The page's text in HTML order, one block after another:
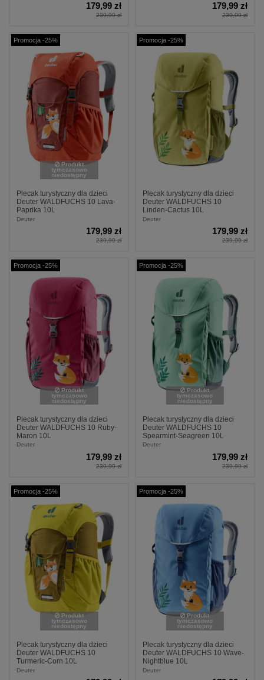
179,99 zł
239,99 zł
179,99 zł
239,99 zł
Promocja -25%
Produkt
tymczasowo
niedostępny
Plecak turystyczny dla dzieci
Deuter WALDFUCHS 10 Lava-
Paprika 10L
Deuter
179,99 zł
239,99 zł
Promocja -25%
Plecak turystyczny dla dzieci
Deuter WALDFUCHS 10
Linden-Cactus 10L
Deuter
179,99 zł
239,99 zł
Promocja -25%
Produkt
tymczasowo
niedostępny
Plecak turystyczny dla dzieci
Deuter WALDFUCHS 10 Ruby-
Maron 10L
Deuter
179,99 zł
239,99 zł
Promocja -25%
Produkt
tymczasowo
niedostępny
Plecak turystyczny dla dzieci
Deuter WALDFUCHS 10
Spearmint-Seagreen 10L
Deuter
179,99 zł
239,99 zł
Promocja -25%
Produkt
tymczasowo
niedostępny
Plecak turystyczny dla dzieci
Deuter WALDFUCHS 10
Turmeric-Corn 10L
Deuter
Promocja -25%
Produkt
tymczasowo
niedostępny
Plecak turystyczny dla dzieci
Deuter WALDFUCHS 10 Wave-
Nightblue 10L
Deuter